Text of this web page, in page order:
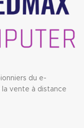
du e-
vente à distance